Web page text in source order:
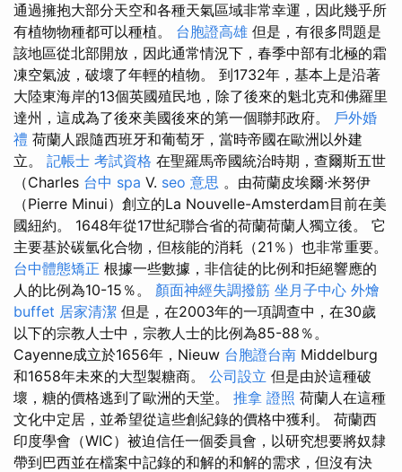
通過擁抱大部分天空和各種天氣區域非常幸運，因此幾乎所
有植物物種都可以種植。 台胞證高雄 但是，有很多問題是
該地區從北部開放，因此通常情況下，春季中部有北極的霜
凍空氣波，破壞了年輕的植物。 到1732年，基本上是沿著
大陸東海岸的13個英國殖民地，除了後來的魁北克和佛羅里
達州，這成為了後來美國後來的第一個聯邦政府。 戶外婚
禮 荷蘭人跟隨西班牙和葡萄牙，當時帝國在歐洲以外建
立。 記帳士 考試資格 在聖羅馬帝國統治時期，查爾斯五世
（Charles 台中 spa V. seo 意思 。由荷蘭皮埃爾·米努伊
（Pierre Minui）創立的La Nouvelle-Amsterdam目前在美
國紐約。 1648年從17世紀聯合省的荷蘭荷蘭人獨立後。 它
主要基於碳氫化合物，但核能的消耗（21％）也非常重要。
台中體態矯正 根據一些數據，非信徒的比例和拒絕響應的
人的比例為10-15％。 顏面神經失調撥筋 坐月子中心 外燴
buffet 居家清潔 但是，在2003年的一項調查中，在30歲
以下的宗教人士中，宗教人士的比例為85-88％。
Cayenne成立於1656年，Nieuw 台胞證台南 Middelburg
和1658年未來的大型製糖商。 公司設立 但是由於這種破
壞，糖的價格逃到了歐洲的天堂。 推拿 證照 荷蘭人在這種
文化中定居，並希望從這些創紀錄的價格中獲利。 荷蘭西
印度學會（WIC）被迫信任一個委員會，以研究想要將奴隸
帶到巴西並在檔案中記錄的和解的和解的需求，但沒有決